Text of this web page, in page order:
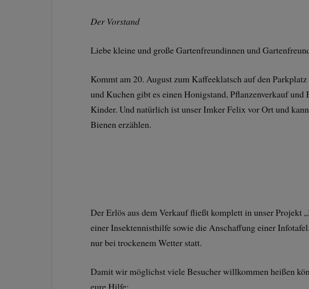
Der Vorstand
Liebe kleine und große Gartenfreundinnen und
Kommt am 20. August zum Kaffeeklatsch auf den
und Kuchen gibt es einen Honigstand, Pflanzenverkauf
Kinder. Und natürlich ist unser Imker Felix vor Ort und
Bienen erzählen.
Der Erlös aus dem Verkauf fließt komplett in unser Projekt
einer Insektennisthilfe sowie die Anschaffung einer
nur bei trockenem Wetter statt.
Damit wir möglichst viele Besucher willkommen heißen
eure Hilfe: